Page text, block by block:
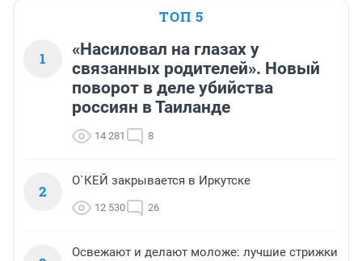
ТОП 5
1
«Насиловал на глазах у
связанных родителей». Новый
поворот в деле убийства
россиян в Таиланде
14 281 8
2
О`КЕЙ закрывается в Иркутске
12 530 26
Освежают и делают моложе: лучшие стрижки